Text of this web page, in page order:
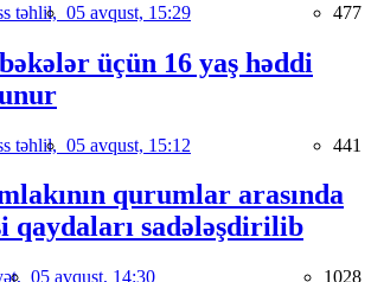
təhlil, 05 avqust, 15:29 477
üçün 16 yaş həddi
təhlil, 05 avqust, 15:12 441
qurumlar arasında
qaydaları sadələşdirilib
05 avqust, 14:30 1028